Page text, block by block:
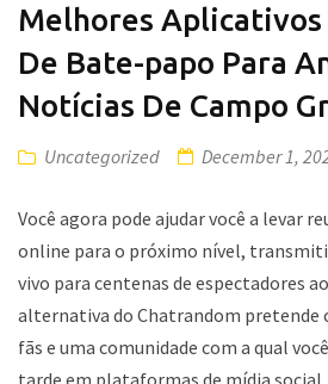
Melhores Aplicativos
De Bate-papo Para
Notícias De Campo
Uncategorized December 1,
Você agora pode ajudar você a levar
online para o próximo nível,
vivo para centenas de espectadores
alternativa do Chatrandom pretende
fãs e uma comunidade com a qual
tarde em plataformas de mídia social.